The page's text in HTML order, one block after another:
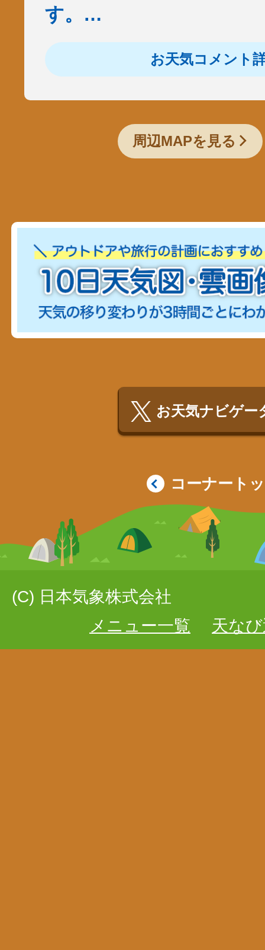
す。…
お天気コメント
周辺MAPを見る
お天気ナビゲー
コーナート
(C) 日本気象株式会社
メニュー一覧
天な